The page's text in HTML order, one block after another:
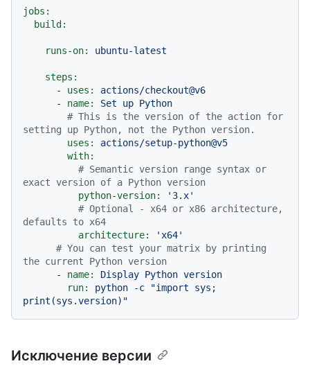
jobs:
build:
runs-on: ubuntu-latest
steps:
-
uses:
actions/checkout@v6
-
name: Set up Python
# This is the version of the action for
setting up Python, not the Python version.
uses:
actions/setup-python@v5
with:
# Semantic version range syntax or
exact version of a Python version
python-version:
'3.x'
# Optional - x64 or x86 architecture,
defaults to x64
architecture:
'x64'
# You can test your matrix by printing
the current Python version
-
name: Display Python version
run:
python -c
"import sys;
print(sys.version)"
Исключение версии